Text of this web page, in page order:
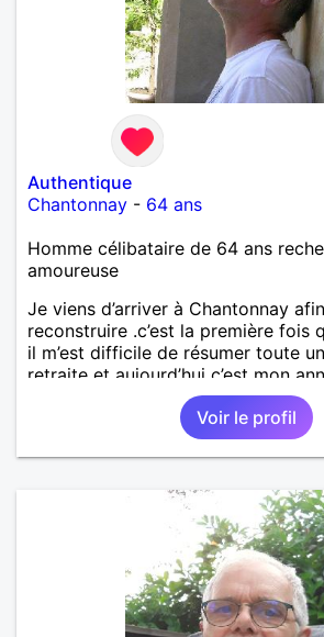
Authentique
Chantonnay - 64 ans
Homme célibataire de 64 ans
amoureuse
Je viens d’arriver à Chantonnay
reconstruire .c’est la première fois
il m’est difficile de résumer toute
retraite et aujourd’hui c’est mon
!J’aimerais rencontrer quelqu’un
mêmes valeurs qui font deVoir le profil